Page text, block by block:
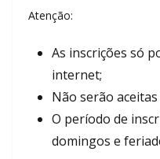
Atenção:
As inscrições só
internet;
Não serão
O período de
domingos e